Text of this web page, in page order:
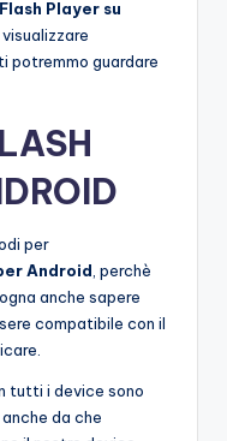
Player su
potremmo guardare
per
Android, perchè
anche sapere
compatibile con il
tutti i device sono
da che